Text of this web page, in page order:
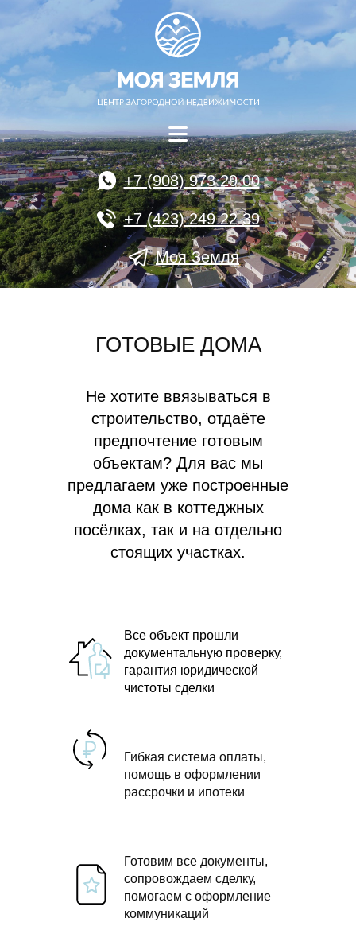
+7 (908) 973 29 00
+7 (423) 249 22 39
Моя Земля
ГОТОВЫЕ ДОМА
Не хотите ввязываться в
строительство, отдаёте
предпочтение готовым
объектам? Для вас мы
предлагаем уже построенные
дома как в коттеджных
посёлках, так и на отдельно
стоящих участках.
Все объект прошли
документальную проверку,
гарантия юридической
чистоты сделки
Гибкая система оплаты,
помощь в оформлении
рассрочки и ипотеки
Готовим все документы,
сопровождаем сделку,
помогаем с оформление
коммуникаций